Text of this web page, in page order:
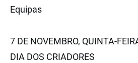
Equipas
7 DE NOVEMBRO, QUINTA-
DIA DOS CRIADORES